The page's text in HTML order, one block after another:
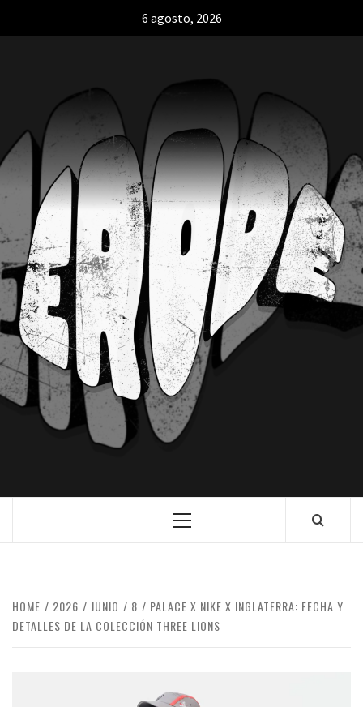
6 agosto, 2026
HOME 2026 JUNIO 8
PALACE X NIKE X INGLATERRA: FECHA Y
DETALLES DE LA COLECCIÓN THREE LIONS